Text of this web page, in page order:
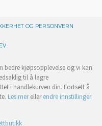
OG PERSONVERN
bedre kjøpsopplevelse og vi kan
til å lagre
i handlekurven din. Fortsett å
Les merellerendre innstillinger